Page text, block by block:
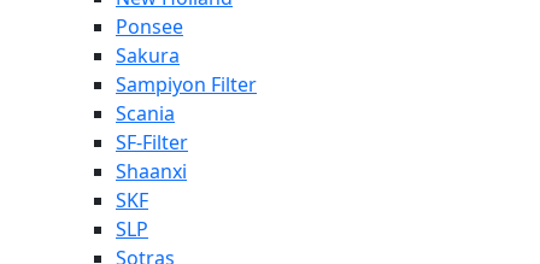
Ponsee
Sakura
Sampiyon Filter
Scania
SF-Filter
Shaanxi
SKF
SLP
Sotras